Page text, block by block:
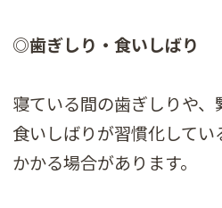
◎歯ぎしり・食いしばり
寝ている間の歯ぎしりや
食いしばりが習慣化して
かかる場合があります。